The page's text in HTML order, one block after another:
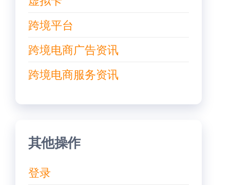
跨境平台
跨境电商广告资讯
跨境电商服务资讯
其他操作
登录